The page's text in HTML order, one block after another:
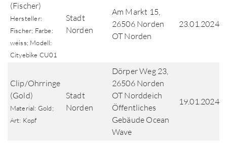
(Fischer)
Hersteller:
Fischer; Farbe:
weiss; Modell:
Cityebike CU01
Stadt
Norden
Am Markt 15,
26506 Norden
OT Norden
23.01.2024
Clip/Ohrringe
(Gold)
Material: Gold;
Art: Kopf
Stadt
Norden
Dörper Weg 23,
26506 Norden
OT Norddeich
Öffentliches
Gebäude Ocean
Wave
19.01.2024